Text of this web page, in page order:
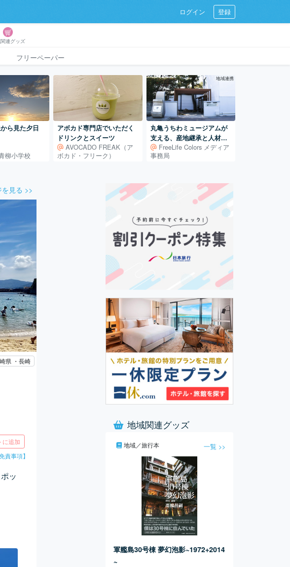
ログイン 登録
連グッズ
フリーペーパー
ら見た夕日
柳小学校
アボカド専門店でいただく
ドリンクとスイーツ
AVOCADO FREAK（ア
ボカド・フリーク）
地域連携
丸亀うちわミュージアムが
支える、産地継承と人材育
成 ― 400年続く地場産業
を、次の世代へ
FreeLife Colors メディア
事務局
見る >>
県 ・長崎
に追加
責事項】
ッ
地域関連グッズ
地域／旅行本 一覧 >>
軍艦島30号棟 夢幻泡影~1972+2014
~